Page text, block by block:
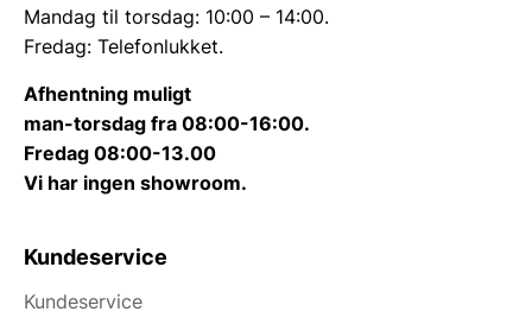
Mandag til torsdag: 10:00 – 14:00.
Fredag: Telefonlukket.
Afhentning muligt
man-torsdag fra 08:00-16:00.
Fredag 08:00-13.00
Vi har ingen showroom.
Kundeservice
Kundeservice